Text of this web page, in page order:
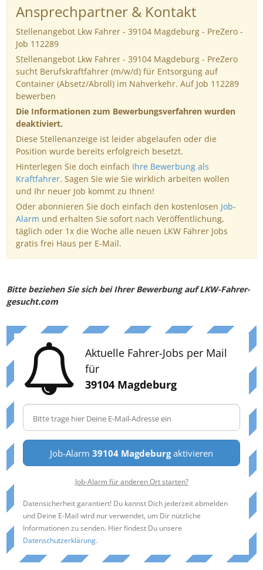
Ansprechpartner & Kontakt
Stellenangebot Lkw Fahrer - 39104 Magdeburg - PreZero -
Job 112289
Stellenangebot Lkw Fahrer - 39104 Magdeburg - PreZero
sucht Berufskraftfahrer (m/w/d) für Entsorgung auf
Container (Absetz/Abroll) im Nahverkehr. Auf Job 112289
bewerben
Die Informationen zum Bewerbungsverfahren wurden
deaktiviert.
Diese Stellenanzeige ist leider abgelaufen oder die
Position wurde bereits erfolgreich besetzt.
Hinterlegen Sie doch einfach Ihre Bewerbung als
Kraftfahrer. Sagen Sie wie Sie wirklich arbeiten wollen
und Ihr neuer Job kommt zu Ihnen!
Oder abonnieren Sie doch einfach den kostenlosen Job-
Alarm und erhalten Sie sofort nach Veröffentlichung,
täglich oder 1x die Woche alle neuen LKW Fahrer Jobs
gratis frei Haus per E-Mail.
Bitte beziehen Sie sich bei Ihrer Bewerbung auf LKW-Fahrer-
gesucht.com
Aktuelle Fahrer-Jobs per Mail
für
39104 Magdeburg
Job-Alarm 39104 Magdeburgaktivieren
Job-Alarm für anderen Ort starten?
Datensicherheit garantiert! Du kannst Dich jederzeit abmelden
und Deine E-Mail wird nur verwendet, um Dir nützliche
Informationen zu senden. Hier findest Du unsere
Datenschutzerklärung.